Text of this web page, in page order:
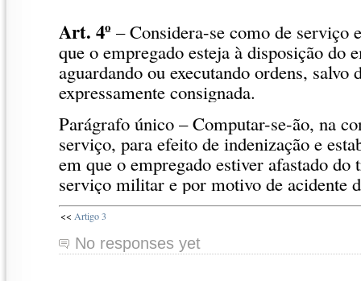
Art. 4º – Considera-se como de serviço
que o empregado esteja à disposição do
aguardando ou executando ordens, salvo
expressamente consignada.
Parágrafo único – Computar-se-ão, na
serviço, para efeito de indenização e
em que o empregado estiver afastado do
serviço militar e por motivo de acidente
<< Artigo 3
No responses yet